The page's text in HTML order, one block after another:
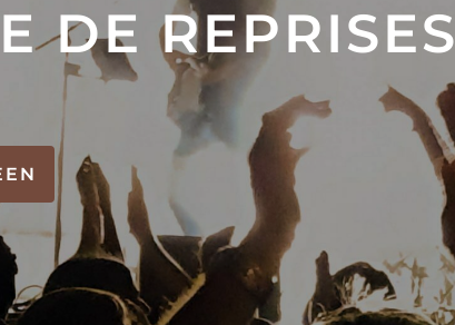
DE REPRISES